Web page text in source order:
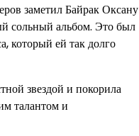
заметил Байрак Оксану
сольный альбом. Это был
который ей так долго
звездой и покорила
талантом и